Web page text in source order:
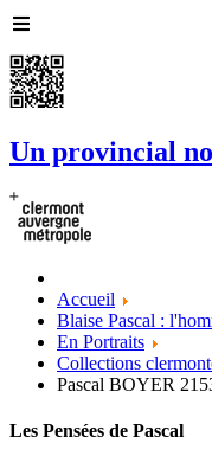
Un provincial
Accueil
Blaise Pascal :
En Portraits
Collections
Pascal BOYER
Les Pensées de Pascal